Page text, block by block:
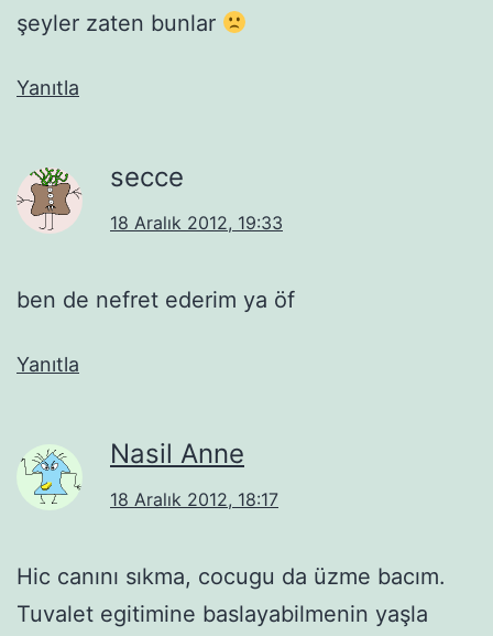
şeyler zaten bunlar
Yanıtla
secce
18 Aralık 2012, 19:33
ben de nefret ederim ya öf
Yanıtla
Nasil Anne
18 Aralık 2012, 18:17
Hic canını sıkma, cocugu da üzme bacım.
Tuvalet egitimine baslayabilmenin yaşla